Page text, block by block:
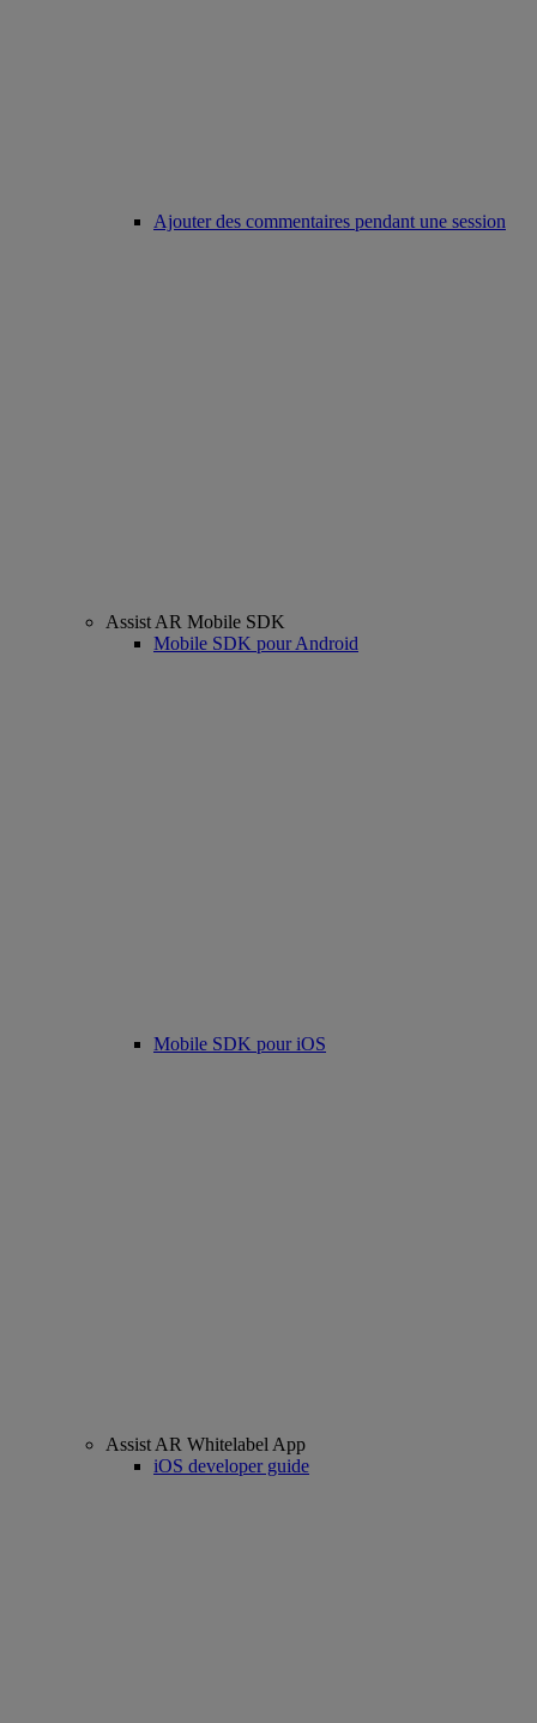
Ajouter des commentaires pendant une session
Assist AR Mobile SDK
Mobile SDK pour Android
Mobile SDK pour iOS
Assist AR Whitelabel App
iOS developer guide